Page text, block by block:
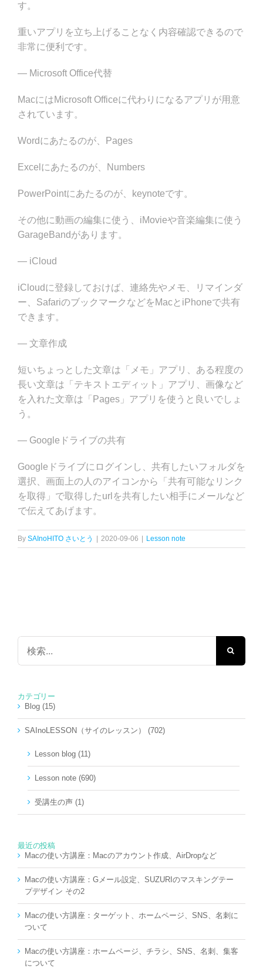
す。
重いアプリを立ち上げることなく内容確認できるので
非常に便利です。
— Microsoft Office代替
MacにはMicrosoft Officeに代わりになるアプリが用意
されています。
Wordにあたるのが、Pages
Excelにあたるのが、Numbers
PowerPointにあたるのが、keynoteです。
その他に動画の編集に使う、iMovieや音楽編集に使う
GarageBandがあります。
— iCloud
iCloudに登録しておけば、連絡先やメモ、リマインダ
ー、SafariのブックマークなどをMacとiPhoneで共有
できます。
— 文章作成
短いちょっとした文章は「メモ」アプリ、ある程度の
長い文章は「テキストエディット」アプリ、画像など
を入れた文章は「Pages」アプリを使うと良いでしょ
う。
— Googleドライブの共有
Googleドライブにログインし、共有したいフォルダを
選択、画面上の人のアイコンから「共有可能なリンク
を取得」で取得したurlを共有したい相手にメールなど
で伝えてあげます。
By SAInoHITO さいとう 2020-09-06 Lesson note
検
…
カテゴリー
Blog (15)
SAInoLESSON（サイのレッスン） (702)
Lesson blog (11)
Lesson note (690)
受講生の声 (1)
最近の投稿
Macの使い方講座：Macのアカウント作成、AirDropなど
Macの使い方講座：Gメール設定、SUZURIのマスキングテー
プデザイン その2
Macの使い方講座：ターゲット、ホームページ、SNS、名刺に
ついて
Macの使い方講座：ホームページ、チラシ、SNS、名刺、集客
について